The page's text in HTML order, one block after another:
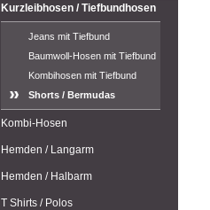
Kurzleibhosen / Tiefbundhosen
Jeans mit Tiefbund
Baumwoll-Hosen mit Tiefbund
Kombihosen mit Tiefbund
Shorts / Bermudas
Kombi-Hosen
Hemden / Langarm
Hemden / Halbarm
T Shirts / Polos